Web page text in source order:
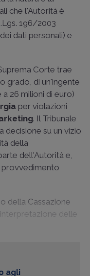
che l'Autorità è
196/2003
dati personali) e
Corte trae
grado, di un'ingente
a 26 milioni di euro)
per violazioni
. Il Tribunale
decisione su un vizio
della
dell'Autorità e,
provvedimento
della Cassazione
delle
agli